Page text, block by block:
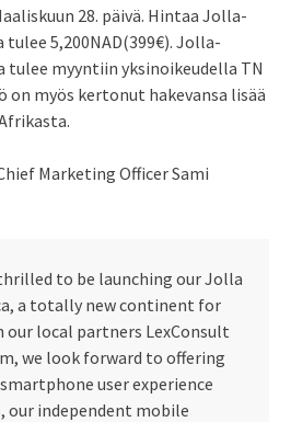
28. päivä. Hintaa Jolla-
5,200NAD(399€). Jolla-
myyntiin yksinoikeudella TN
on myös kertonut hakevansa lisää
Marketing Officer Sami
to be launching our Jolla
a totally new continent for
local partners LexConsult
we look forward to offering
user experience
our independent mobile